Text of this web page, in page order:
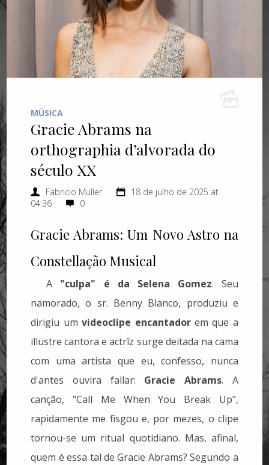
MÚSICA
Gracie Abrams na
orthographia d’alvorada do
século XX
Fabricio Muller
18 de julho de 2025 at
04:36
0
Gracie Abrams: Um Novo Astro na
Constellação Musical
A "culpa" é da Selena Gomez. Seu
namorado, o sr. Benny Blanco, produziu e
dirigiu umvideoclipe encantadorem que a
illustre cantora e actrîz surge deitada na cama
com uma artista que eu, confesso, nunca
d'antes ouvira fallar: Gracie Abrams. A
canção, "Call Me When You Break Up",
rapidamente me fisgou e, por mezes, o clipe
tornou-se um ritual quotidiano. Mas, afinal,
quem é essa tal de Gracie Abrams? Segundo a